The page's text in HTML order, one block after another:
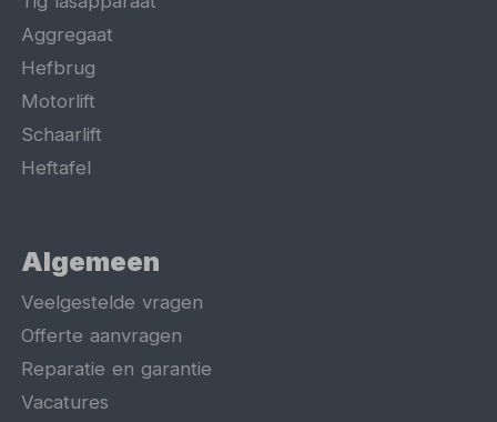
Aggregaat
Hefbrug
Motorlift
Schaarlift
Heftafel
Algemeen
Veelgestelde vragen
Offerte aanvragen
Reparatie en garantie
Vacatures